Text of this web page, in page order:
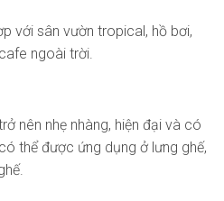
với sân vườn tropical, hồ bơi,
ngoài trời.
nên nhẹ nhàng, hiện đại và có
thể được ứng dụng ở lưng ghế,